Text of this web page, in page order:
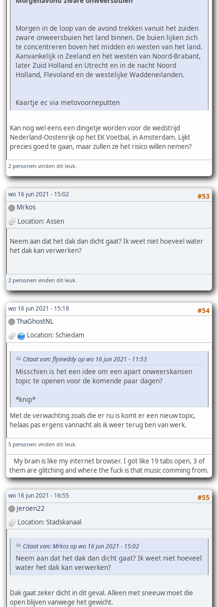
Morgen in de loop van de avond trekken vanuit het zuiden
zware onweersbuien het land binnen. De buien lijken zich
te concentreren boven het midden en westen van het land.
Aanvankelijk in Zeeland en het westen van Noord-Brabant,
later Zuid Holland en Utrecht en in de nacht Noord
Holland, Flevoland en de westelijke Waddeneilanden.
Kaartje ec via metovoorneputten
Kan nog wel eens een dingetje worden voor de wedstrijd
Nederland-Oostenrijk op het EK Voetbal, in Amsterdam. Lijkt
precies goed te gaan, maar zullen ze het risico willen nemen?
2 personen vinden dit leuk.
wo 16 jun 2021 - 15:02
#53
Mrkos
Location: Assen
Neem aan dat het dak dan dicht gaat? Ik weet niet hoeveel water
het dak kan verwerken?
2 personen vinden dit leuk.
wo 16 jun 2021 - 15:18
#54
ThaGhostNL
Location: Schiedam
Citaat van: flyineddy op wo 16 jun 2021 - 11:53
Misschien is het een idee om een apart onweerskansen
topic te openen voor de komende paar dagen?
*knip*
Met de verwachting zoals die er nu is komt er een nieuw topic,
helaas pas ergens vannacht als ik weer terug ben van werk.
5 personen vinden dit leuk.
My brain is like my internet browser. I got like 19 tabs open, 3 of
them are glitching and where the fuck is that music comming from.
wo 16 jun 2021 - 16:55
#55
Jeroen22
Location: Stadskanaal
Citaat van: Mrkos op wo 16 jun 2021 - 15:02
Neem aan dat het dak dan dicht gaat? Ik weet niet hoeveel
water het dak kan verwerken?
Dak gaat zeker dicht in dit geval. Alleen met sneeuw moet die
open blijven vanwege het gewicht.